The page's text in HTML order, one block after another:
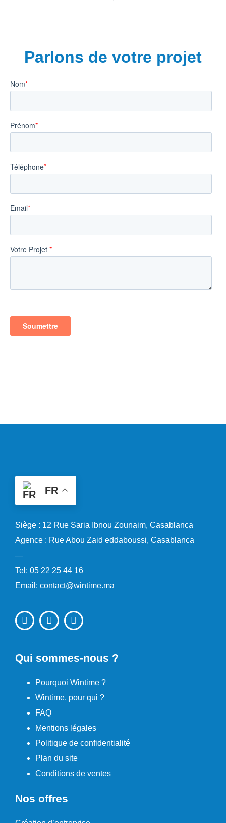
Parlons de votre projet
FR
Siège : 12 Rue Saria Ibnou Zounaim, Casablanca
Agence : Rue Abou Zaid eddaboussi, Casablanca
—
Tel: 05 22 25 44 16
Email: contact@wintime.ma
Qui sommes-nous ?
Pourquoi Wintime ?
Wintime, pour qui ?
FAQ
Mentions légales
Politique de confidentialité
Plan du site
Conditions de ventes
Nos offres